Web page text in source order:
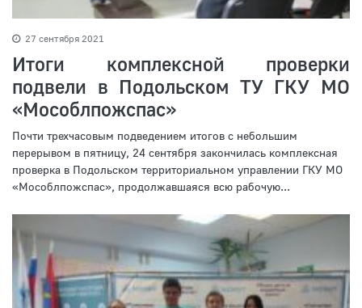
27 сентября 2021
Итоги комплексной проверки
подвели в Подольском ТУ ГКУ МО
«Мособлпожспас»
Почти трехчасовым подведением итогов с небольшим
перерывом в пятницу, 24 сентября закончилась комплексная
проверка в Подольском территориальном управлении ГКУ МО
«Мособлпожспас», продолжавшаяся всю рабочую...